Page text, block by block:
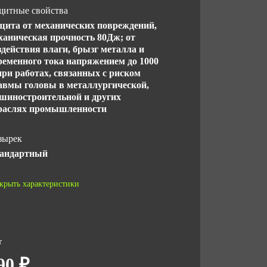
свойства
от механических повреждений,
прочность 80Дж; от
влаги, брызг металла и
тока напряжением до 1000
работах, связанных с риском
головы в металлургической,
и других
промышленности
характеристики